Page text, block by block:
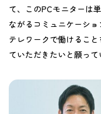
て、このPCモニターは
ながるコミュニケーショ
テレワークで働けるこ
ていただきたいと願って